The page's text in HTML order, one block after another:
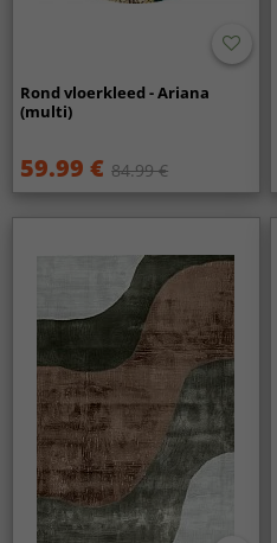
Rond vloerkleed - Ariana
(multi)
59.99 € 84.99 €